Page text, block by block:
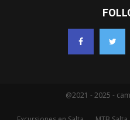
@2021 - 2025 -